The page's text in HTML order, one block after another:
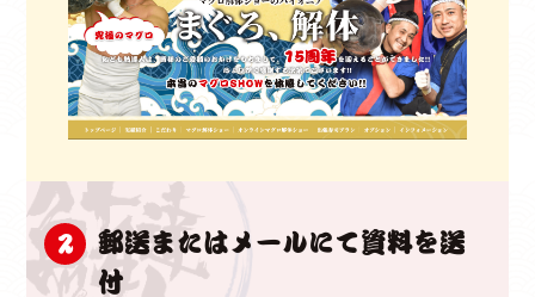
日には、
マグロ解体ショー！と認知、文化を構築できるよ
日々進化を止めることなく、日本全国、世界へと
2
郵送またはメールにて資料を送
付